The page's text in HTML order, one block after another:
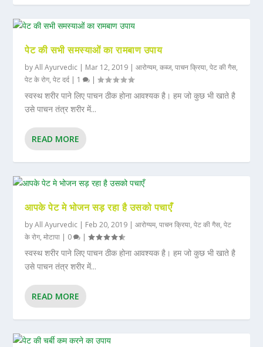
पेट की सभी समस्याओं का रामबाण उपाय
byAll Ayurvedic | Mar 12, 2019 |आरोग्यम,कब्ज,पाचन क्रिया,पेट की गैस,
पेट के रोग,पेट दर्द | 1 |
स्वस्थ शरीर पाने लिए पाचन ठीक होना आवश्यक है। हम जो कुछ भी खाते है
उसे पाचन तंत्र शरीर में...
READ MORE
आपके पेट मे भोजन सड़ रहा है उसको पचाएँ
byAll Ayurvedic | Feb 20, 2019 |आरोग्यम,पाचन क्रिया,पेट की गैस,पेट
के रोग,मोटापा | 0 |
स्वस्थ शरीर पाने लिए पाचन ठीक होना आवश्यक है। हम जो कुछ भी खाते है
उसे पाचन तंत्र शरीर में...
READ MORE